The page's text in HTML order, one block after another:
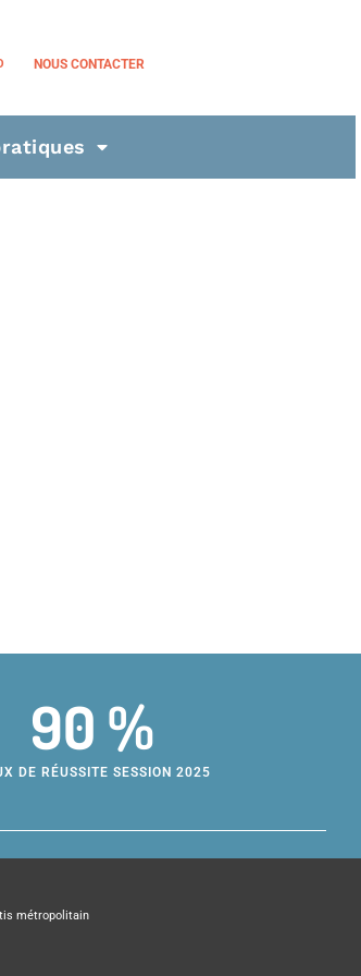
NOUS CONTACTER
90 %
DE RÉUSSITE SESSION 2025
métropolitain